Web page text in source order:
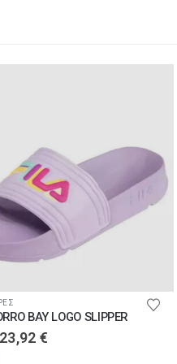
BAY LOGO SLIPPER
Original
23,92 €